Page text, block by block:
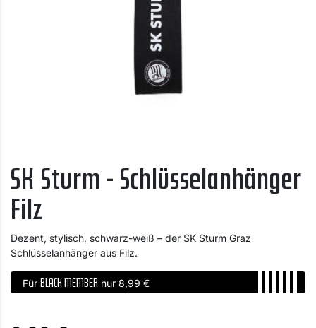
SK Sturm - Schlüsselanhänger
Filz
Dezent, stylisch, schwarz-weiß – der SK Sturm Graz
Schlüsselanhänger aus Filz.
Für BLACK MEMBER nur 8,99 €